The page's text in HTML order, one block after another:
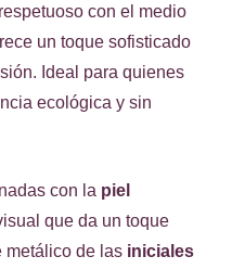
con el medio
un toque sofisticado
Ideal para quienes
ecológica y sin
con la piel
que da un toque
metálico de las iniciales